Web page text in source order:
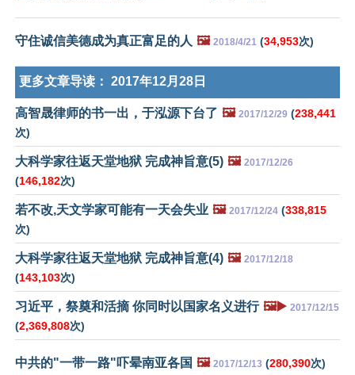
守住诚信美德成为真正富足的人 🖼️ 2018/4/21 (34,953次)
更多文章导读： 2017年12月28日
高智晟律师的书一出，于泓源下台了 🖼️ 2017/12/29 (238,441
次)
大科学家往返天堂地狱 完成神旨意(5) 🖼️ 2017/12/26
(146,182次)
若不改,天文学家可能有一天会失业 🖼️ 2017/12/24 (338,815
次)
大科学家往返天堂地狱 完成神旨意(4) 🖼️ 2017/12/18
(143,103次)
习近平，祭奠和活摘 你同时以国家名义进行 🖼️▶️ 2017/12/15
(2,369,808次)
中共的"一带一路"吓晕南亚各国 🖼️ 2017/12/13 (280,390次)